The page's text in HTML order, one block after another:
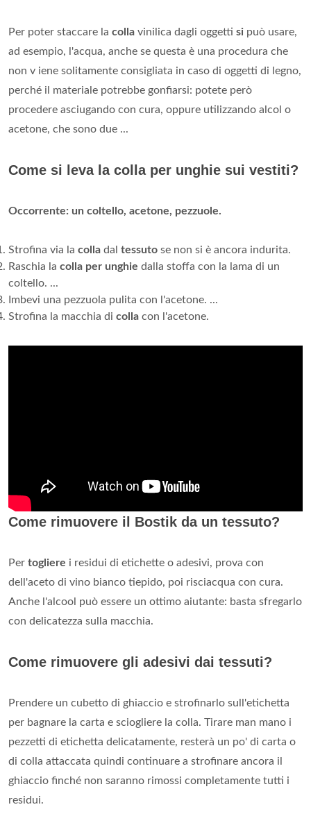
Per poter staccare la colla vinilica dagli oggetti si può usare,
ad esempio, l'acqua, anche se questa è una procedura che
non v iene solitamente consigliata in caso di oggetti di legno,
perché il materiale potrebbe gonfiarsi: potete però
procedere asciugando con cura, oppure utilizzando alcol o
acetone, che sono due ...
Come si leva la colla per unghie sui vestiti?
Occorrente: un coltello, acetone, pezzuole.
Strofina via la colla dal tessuto se non si è ancora indurita.
Raschia la colla per unghie dalla stoffa con la lama di un
coltello. ...
Imbevi una pezzuola pulita con l'acetone. ...
Strofina la macchia di colla con l'acetone.
Come rimuovere il Bostik da un tessuto?
Per togliere i residui di etichette o adesivi, prova con
dell'aceto di vino bianco tiepido, poi risciacqua con cura.
Anche l'alcool può essere un ottimo aiutante: basta sfregarlo
con delicatezza sulla macchia.
Come rimuovere gli adesivi dai tessuti?
Prendere un cubetto di ghiaccio e strofinarlo sull'etichetta
per bagnare la carta e sciogliere la colla. Tirare man mano i
pezzetti di etichetta delicatamente, resterà un po' di carta o
di colla attaccata quindi continuare a strofinare ancora il
ghiaccio finché non saranno rimossi completamente tutti i
residui.